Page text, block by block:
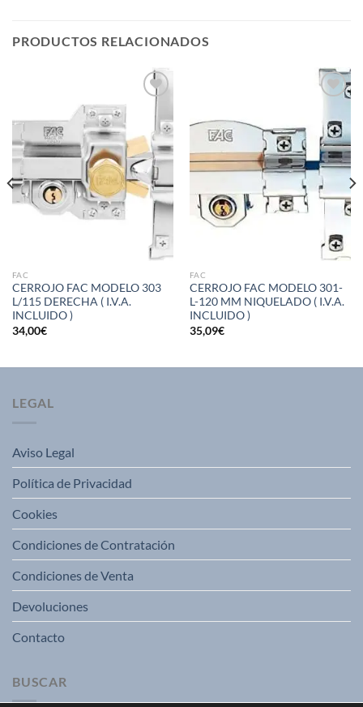
PRODUCTOS RELACIONADOS
Añadir
a la
lista de
deseos
FAC
CERROJO FAC MODELO 303
L/115 DERECHA ( I.V.A.
INCLUIDO )
34,00€
a la
lista de
deseos
FAC
CERROJO FAC MODELO 301-
L-120 MM NIQUELADO ( I.V.A.
INCLUIDO )
35,09€
LEGAL
Aviso Legal
Política de Privacidad
Cookies
Condiciones de Contratación
Condiciones de Venta
Devoluciones
Contacto
BUSCAR